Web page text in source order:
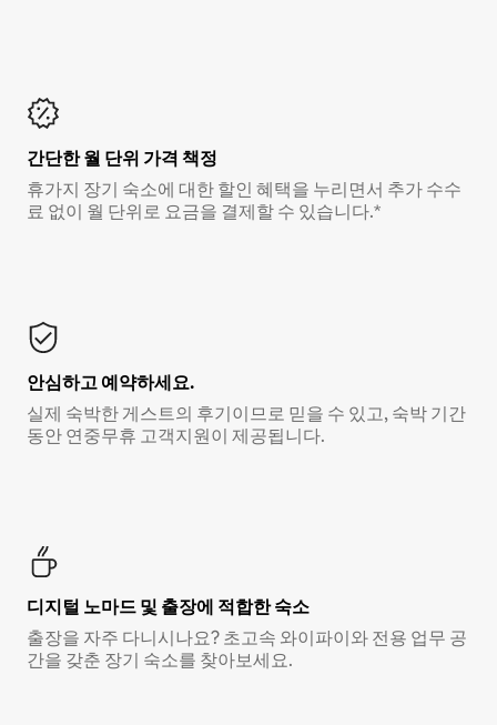
간단한 월 단위 가격 책정
휴가지 장기 숙소에 대한 할인 혜택을 누리면서 추가 수수
료 없이 월 단위로 요금을 결제할 수 있습니다.*
안심하고 예약하세요.
실제 숙박한 게스트의 후기이므로 믿을 수 있고, 숙박 기간
동안 연중무휴 고객지원이 제공됩니다.
디지털 노마드 및 출장에 적합한 숙소
출장을 자주 다니시나요? 초고속 와이파이와 전용 업무 공
간을 갖춘 장기 숙소를 찾아보세요.